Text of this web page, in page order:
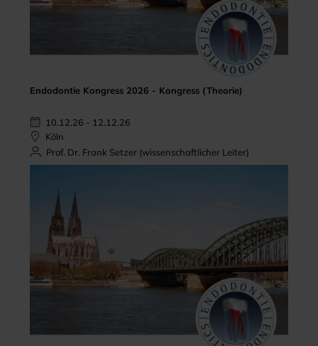
Endodontie Kongress 2026 - Kongress (Theorie)
10.12.26 - 12.12.26
Köln
Prof. Dr. Frank Setzer (wissenschaftlicher Leiter)